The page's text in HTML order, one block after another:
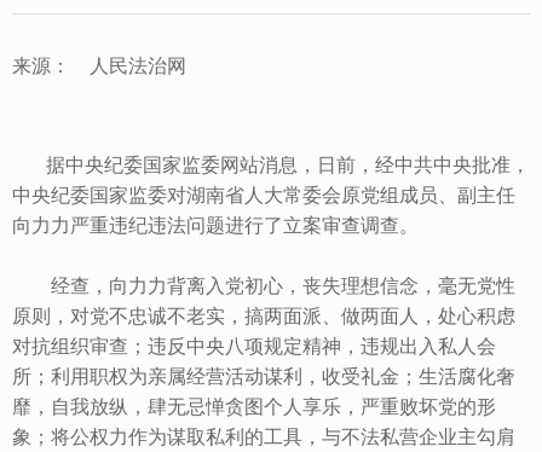
来源： 人民法治网
据中央纪委国家监委网站消息，日前，经中共中央批准，
中央纪委国家监委对湖南省人大常委会原党组成员、副主任
向力力严重违纪违法问题进行了立案审查调查。
经查，向力力背离入党初心，丧失理想信念，毫无党性
原则，对党不忠诚不老实，搞两面派、做两面人，处心积虑
对抗组织审查；违反中央八项规定精神，违规出入私人会
所；利用职权为亲属经营活动谋利，收受礼金；生活腐化奢
靡，自我放纵，肆无忌惮贪图个人享乐，严重败坏党的形
象；将公权力作为谋取私利的工具，与不法私营企业主勾肩